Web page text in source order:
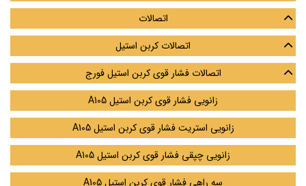
لوله بدون درز - لوله مانیسمان - قیمت لوله مانیسمان
قیمت لوله مانیسمان | قیمت لوله بدون درز | لوله فولادی بدون درز
لوله درزدار-قیمت لوله درزدار-لوله درزدار چیست
لوله اسپیرال
لوله SAW
لوله ERW
لوله گالوانیزه - قیمت لوله گالوانیزه
لوله چدنی
لوله آلیاژی
لوله A333
لوله استیل
اتصالات
اتصالات کربن استیل
اتصالات فشار قوی کربن استیل فورج
زانویی فشار قوی کربن استیل A105
زانویی استریت فشار قوی کربن استیل A105
زانویی چپقی فشار قوی کربن استیل A105
سه راهی فشار قوی کربن استیل A105